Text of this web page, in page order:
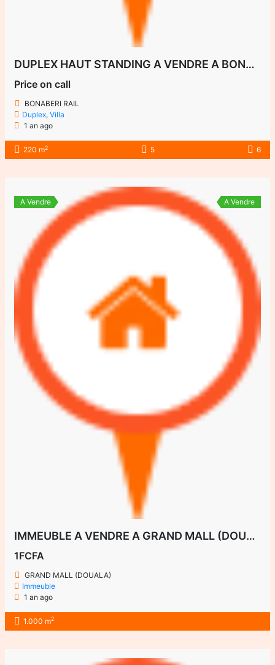
DUPLEX HAUT STANDING A VENDRE A BONABERI RAIL
Price on call
BONABERI RAIL
Duplex,Villa
1 an ago
220 m2 5 6
A Vendre A Vendre
IMMEUBLE A VENDRE A GRAND MALL (DOUALA)
1FCFA
GRAND MALL (DOUALA)
Immeuble
1 an ago
1.000 m2